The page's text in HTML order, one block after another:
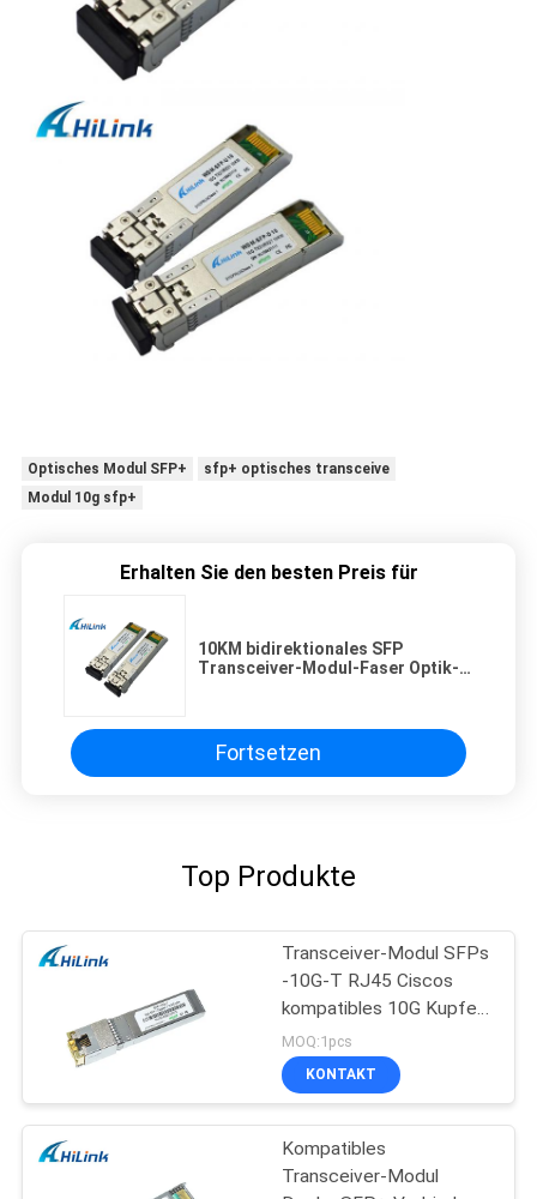
Optisches Modul SFP+
sfp+ optisches transceive
Modul 10g sfp+
Erhalten Sie den besten Preis für
10KM bidirektionales SFP
Transceiver-Modul-Faser Optik-
Fortsetzen
Top Produkte
Transceiver-Modul SFPs
-10G-T RJ45 Ciscos
kompatibles 10G Kupfer-
SFP+ Verbindungsstück
MOQ:1pcs
KONTAKT
Kompatibles
Transceiver-Modul